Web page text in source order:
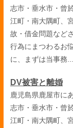
志市・垂水市・曾
江町・南大隅町、
故・借金問題など
行為にまつわるお
に、まずは当事務...
DV被害と離婚
鹿児島県鹿屋市に
志市・垂水市・曾
江町・南大隅町、